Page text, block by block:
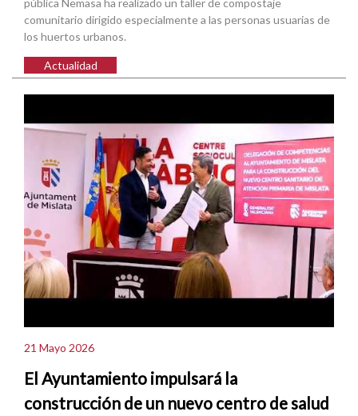
comunitario dirigido especialmente a las personas usuarias de
los huertos urbanos.
Actualidad
21 Mayo 2026
El Ayuntamiento impulsará la
construcción de un nuevo centro de salud